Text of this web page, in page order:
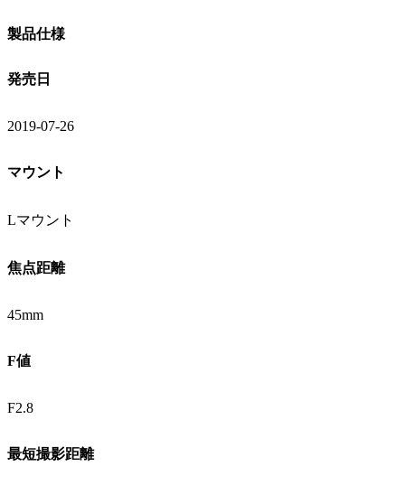
製品仕様
発売日
2019-07-26
マウント
Lマウント
焦点距離
45mm
F値
F2.8
最短撮影距離